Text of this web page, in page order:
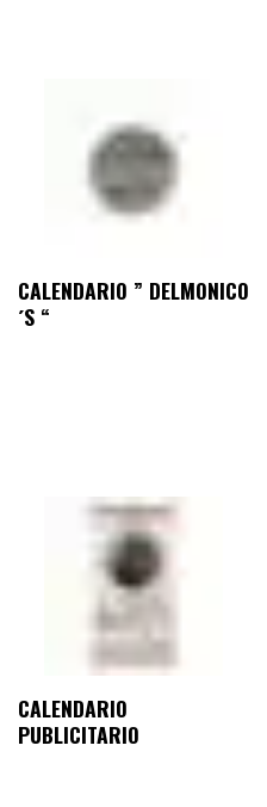
CALENDARIO ” DELMONICO
´S “
CALENDARIO
PUBLICITARIO